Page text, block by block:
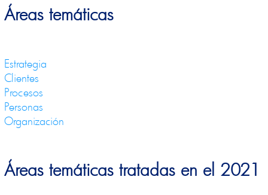
Áreas temáticas
Estrategia
Clientes
Procesos
Personas
Organización
Áreas temáticas tratadas en el 2021